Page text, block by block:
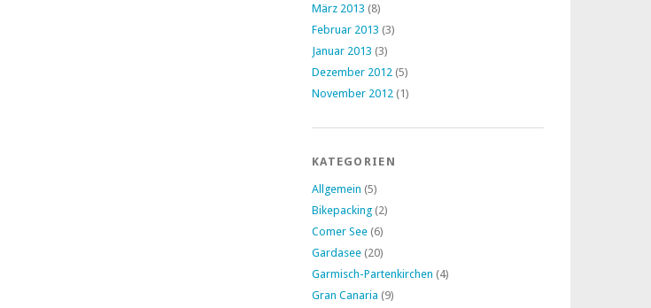
März 2013 (8)
Februar 2013 (3)
Januar 2013 (3)
Dezember 2012 (5)
November 2012 (1)
KATEGORIEN
Allgemein (5)
Bikepacking (2)
Comer See (6)
Gardasee (20)
Garmisch-Partenkirchen (4)
Gran Canaria (9)